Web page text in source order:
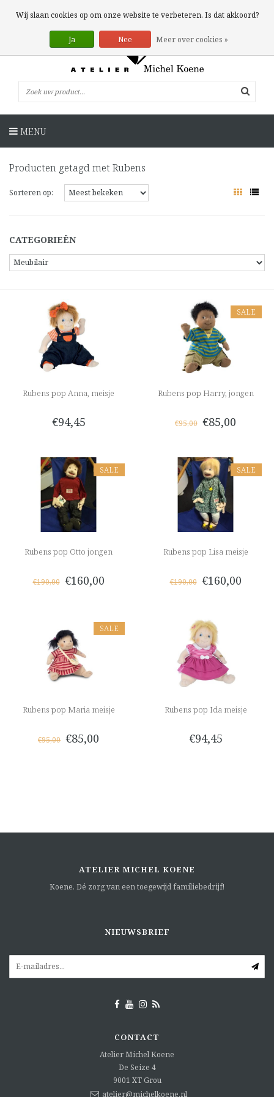
0 Artikelen
MENU
Producten getagd met Rubens
Sorteren op:
CATEGORIEËN
Rubens pop Anna, meisje
€94,45
SALE
Rubens pop Harry, jongen
€95,00 €85,00
SALE
Rubens pop Otto jongen
€190,00 €160,00
SALE
Rubens pop Lisa meisje
€190,00 €160,00
SALE
Rubens pop Maria meisje
€95,00 €85,00
Rubens pop Ida meisje
€94,45
ATELIER MICHEL KOENE
Koene. Dé zorg van een toegewijd familiebedrijf!
NIEUWSBRIEF
CONTACT
Atelier Michel Koene
De Seize 4
9001 XT Grou
atelier@michelkoene.nl
Wij slaan cookies op om onze website te verbeteren. Is dat akkoord?
Ja Nee Meer over cookies »